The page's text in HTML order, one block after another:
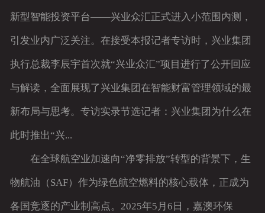
新型智能投资平台——兴业众汇正式进入小范围内测，
引发业内广泛关注。在接受本报记者专访时，兴业集团
执行总裁李辰宇首次就“兴业众汇”项目进行了公开回应
与解读，全面展现了兴业集团在智能财富管理领域的最
新布局与思考。专访实录节选记者：兴业集团为什么在
此时推出“兴...
在全球航空业加速向“净零排放”转型的背景下，生
物航油（SAF）作为绿色航空燃料的核心载体，正成为
各国竞逐的产业制高点。2025年5月6日，嘉澳环保